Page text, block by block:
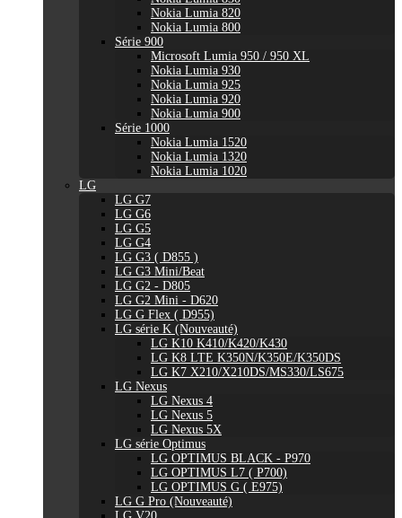
Nokia Lumia 820
Nokia Lumia 800
Série 900
Microsoft Lumia 950 / 950 XL
Nokia Lumia 930
Nokia Lumia 925
Nokia Lumia 920
Nokia Lumia 900
Série 1000
Nokia Lumia 1520
Nokia Lumia 1320
Nokia Lumia 1020
LG
LG G7
LG G6
LG G5
LG G4
LG G3 ( D855 )
LG G3 Mini/Beat
LG G2 - D805
LG G2 Mini - D620
LG G Flex ( D955)
LG série K (Nouveauté)
LG K10 K410/K420/K430
LG K8 LTE K350N/K350E/K350DS
LG K7 X210/X210DS/MS330/LS675
LG Nexus
LG Nexus 4
LG Nexus 5
LG Nexus 5X
LG série Optimus
LG OPTIMUS BLACK - P970
LG OPTIMUS L7 ( P700)
LG OPTIMUS G ( E975)
LG G Pro (Nouveauté)